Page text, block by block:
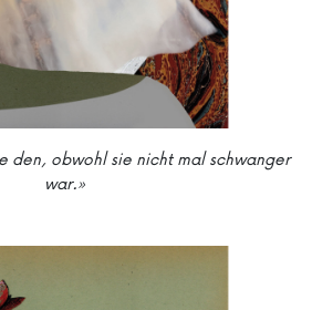
den, obwohl sie nicht mal schwanger
war.»